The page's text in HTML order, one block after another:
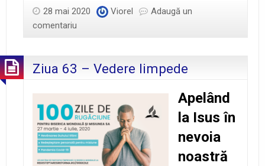
28 mai 2020 Viorel
Adaugă un
comentariu
Ziua 63 – Vedere limpede
Apelând
la Isus în
nevoia
noastră